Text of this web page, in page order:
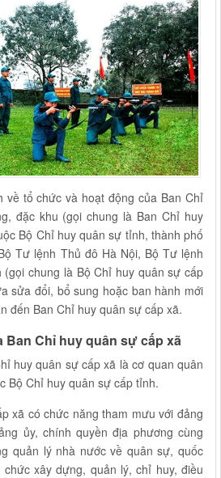
về tổ chức và hoạt động của Ban Chỉ
đặc khu (gọi chung là Ban Chỉ huy
Bộ Chỉ huy quân sự tỉnh, thành phố
Tư lệnh Thủ đô Hà Nội, Bộ Tư lệnh
chung là Bộ Chỉ huy quân sự cấp
sửa đổi, bổ sung hoặc ban hành mới
đến Ban Chỉ huy quân sự cấp xã.
Ban Chỉ huy quân sự cấp xã
huy quân sự cấp xã là cơ quan quân
Bộ Chỉ huy quân sự cấp tỉnh.
xã có chức năng tham mưu với đảng
ủy, chính quyền địa phương cùng
quản lý nhà nước về quân sự, quốc
xây dựng, quản lý, chỉ huy, điều